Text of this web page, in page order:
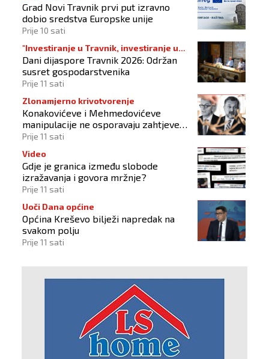
Grad Novi Travnik prvi put izravno
dobio sredstva Europske unije
Prije 10 sati
"Investiranje u Travnik, investiranje u
budućnost"
Dani dijaspore Travnik 2026: Održan
susret gospodarstvenika
Prije 11 sati
Zlonamjerno krivotvorenje
Konakovićeve i Mehmedovićeve
manipulacije ne osporavaju zahtjeve
Hrvata
Prije 11 sati
Video
Gdje je granica između slobode
izražavanja i govora mržnje?
Prije 11 sati
Uoči Dana općine
Općina Kreševo bilježi napredak na
svakom polju
Prije 11 sati